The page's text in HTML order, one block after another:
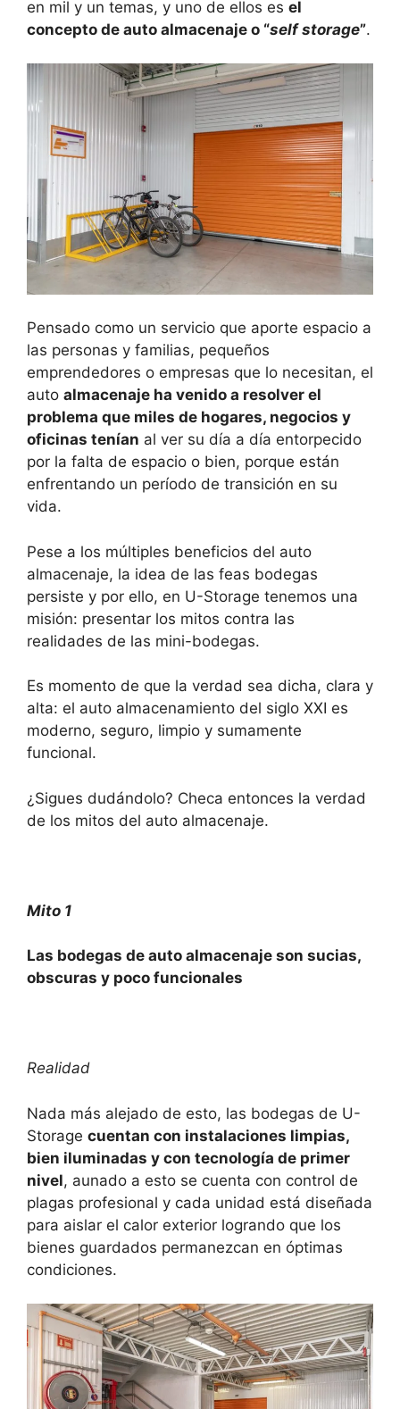
en mil y un temas, y uno de ellos es el
concepto de auto almacenaje o “self storage”.
Pensado como un servicio que aporte espacio a
las personas y familias, pequeños
emprendedores o empresas que lo necesitan, el
auto almacenaje ha venido a resolver el
problema que miles de hogares, negocios y
oficinas tenían al ver su día a día entorpecido
por la falta de espacio o bien, porque están
enfrentando un período de transición en su
vida.
Pese a los múltiples beneficios del auto
almacenaje, la idea de las feas bodegas
persiste y por ello, en U-Storage tenemos una
misión: presentar los mitos contra las
realidades de las mini-bodegas.
Es momento de que la verdad sea dicha, clara y
alta: el auto almacenamiento del siglo XXI es
moderno, seguro, limpio y sumamente
funcional.
¿Sigues dudándolo? Checa entonces la verdad
de los mitos del auto almacenaje.
Mito 1
Las bodegas de auto almacenaje son sucias,
obscuras y poco funcionales
Realidad
Nada más alejado de esto, las bodegas de U-
Storage cuentan con instalaciones limpias,
bien iluminadas y con tecnología de primer
nivel, aunado a esto se cuenta con control de
plagas profesional y cada unidad está diseñada
para aislar el calor exterior logrando que los
bienes guardados permanezcan en óptimas
condiciones.